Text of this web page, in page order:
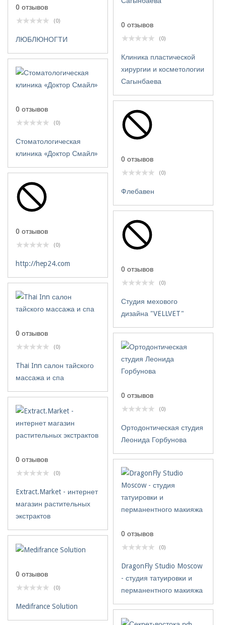
0 отзывов
(0)
Клиника пластической
хирургии и косметологии
Сагынбаева
0 отзывов
(0)
ЛЮБЛЮНОГТИ
0 отзывов
(0)
Стоматологическая
клиника «Доктор Смайл»
0 отзывов
(0)
Флебавен
0 отзывов
(0)
http://hep24.com
0 отзывов
(0)
Студия мехового
дизайна "VELLVET"
0 отзывов
(0)
Thai Inn салон тайского
массажа и спа
0 отзывов
(0)
Ортодонтическая студия
Леонида Горбунова
0 отзывов
(0)
Extract.Market - интернет
магазин растительных
экстрактов
0 отзывов
(0)
DragonFly Studio Moscow
- студия татуировки и
перманентного макияжа
0 отзывов
(0)
Medifrance Solution